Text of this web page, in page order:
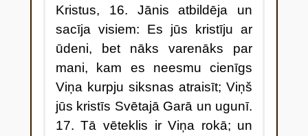
Kristus, 16. Jānis atbildēja un
sacīja visiem: Es jūs kristīju ar
ūdeni, bet nāks varenāks par
mani, kam es neesmu cienīgs
Viņa kurpju siksnas atraisīt; Viņš
jūs kristīs Svētajā Garā un ugunī.
17. Tā vēteklis ir Viņa rokā; un